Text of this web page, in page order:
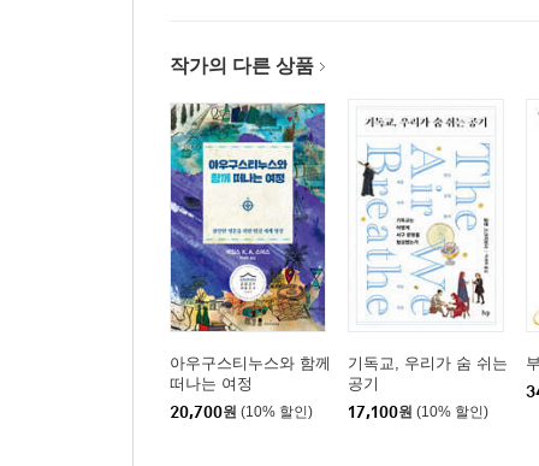
작가의 다른 상품
아우구스티누스와 함께
떠나는 여정
20,700원 (10% 할인)
기독교, 우리가 숨 쉬는
공기
17,100원 (10% 할인)